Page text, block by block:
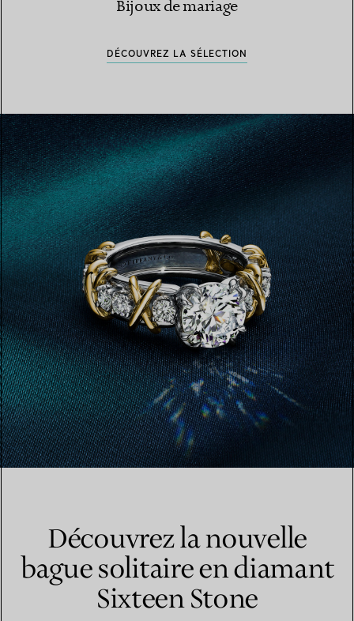
Bijoux de mariage
DÉCOUVREZ LA SÉLECTION
Découvrez la nouvelle
bague solitaire en diamant
Sixteen Stone